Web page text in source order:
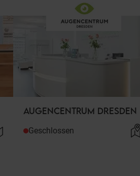
AUGENCENTRUM DRESDEN
Geschlossen